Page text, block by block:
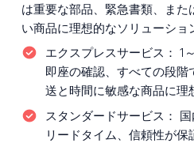
は重要な部品、緊急書類、ま
い商品に理想的なソリューショ
エクスプレスサービス： 1
即座の確認、すべての段
送と時間に敏感な商品に理
スタンダードサービス：
リードタイム、信頼性が